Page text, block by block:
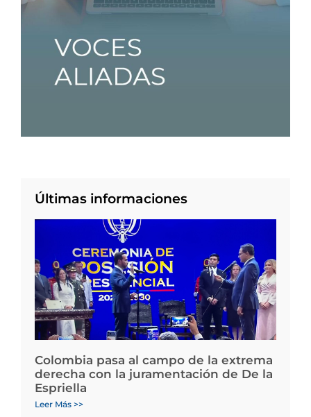
Últimas informaciones
Colombia pasa al campo de la extrema
derecha con la juramentación de De la
Espriella
Leer Más >>